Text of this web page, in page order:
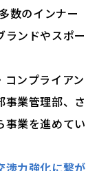
数のインナー
ランドやスポー
コンプライアン
業管理部、さ
事業を進めてい
渉力強化に繋が